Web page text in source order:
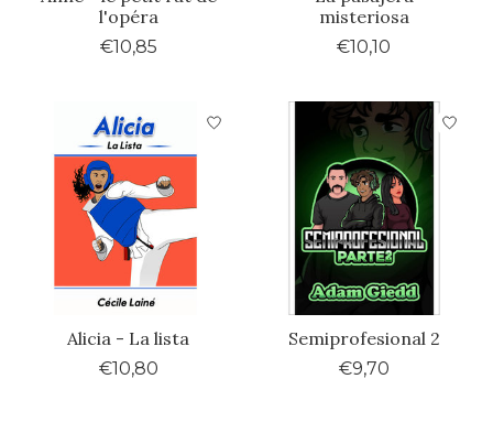
l'opéra
€10,85
misteriosa
€10,10
Alicia - La lista
€10,80
Semiprofesional 2
€9,70